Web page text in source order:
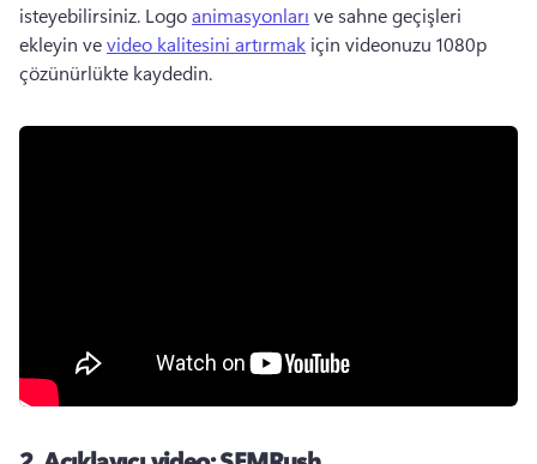
isteyebilirsiniz. Logo animasyonları ve sahne geçişleri
ekleyin ve video kalitesini artırmak için videonuzu 1080p
çözünürlükte kaydedin.